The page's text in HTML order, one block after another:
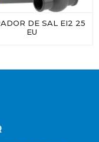
DE SAL EI2 25
EU